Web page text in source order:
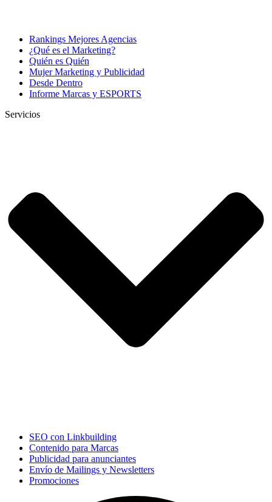
Rankings Mejores Agencias
¿Qué es el Marketing?
Quién es Quién
Mujer Marketing y Publicidad
Desde Dentro
Informe Marcas y ESPORTS
Servicios
SEO con Linkbuilding
Contenido para Marcas
Publicidad para anunciantes
Envío de Mailings y Newsletters
Promociones